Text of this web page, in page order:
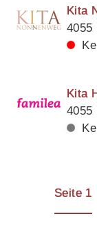
Kita
4055
Kita
4055
Seite 1